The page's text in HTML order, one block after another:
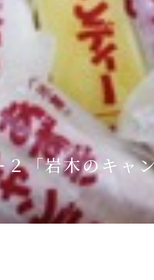
運営組織に
Language
English
简体中文
MICE・教育・観光事業者
２「岩木のキャ